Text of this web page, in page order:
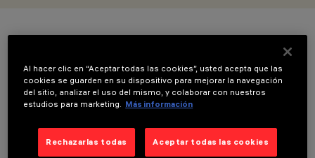
COMPONENTES OPCIONALES
Al hacer clic en “Aceptar todas las cookies”, usted acepta que las
cookies se guarden en su dispositivo para mejorar la navegación
del sitio, analizar el uso del mismo, y colaborar con nuestros
estudios para marketing. Más información
Rechazarlas todas Aceptar todas las cookies